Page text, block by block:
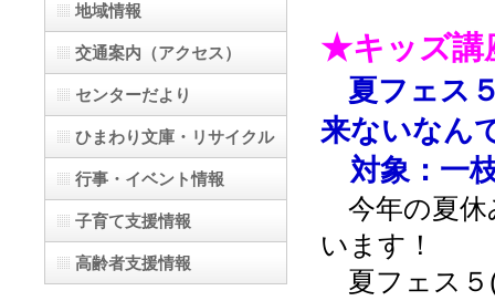
★キッズ講
夏フェス
来ないなん
対象：一
今年の夏休
います！
夏フェス５
地域情報
交通案内（アクセス）
センターだより
ひまわり文庫・リサイクル
行事・イベント情報
子育て支援情報
高齢者支援情報